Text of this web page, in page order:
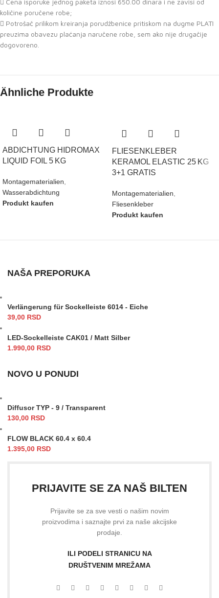
Cena isporuke jednog paketa iznosi 650.00 dinara i ne zavisi od
količine poručene robe;
Potrošač prilikom kreiranja porudžbenice pritiskom na dugme PLATI
preuzima obavezu plaćanja naručene robe, sem ako nije drugačije
dogovoreno.
Ähnliche Produkte
ABDICHTUNG HIDROMAX
LIQUID FOIL 5 KG
Montagematerialien,
Wasserabdichtung
Produkt kaufen
FLIESENKLEBER
KERAMOL ELASTIC 25 KG
3+1 GRATIS
Montagematerialien
Fliesenkleber
Produkt kaufen
NAŠA PREPORUKA
Verlängerung für Sockelleiste 6014 - Eiche
39,00 RSD
LED-Sockelleiste CAK01 / Matt Silber
1.990,00 RSD
NOVO U PONUDI
Diffusor TYP - 9 / Transparent
130,00 RSD
FLOW BLACK 60.4 x 60.4
1.395,00 RSD
PRIJAVITE SE ZA NAŠ BILTEN
Prijavite se za sve vesti o našim novim
proizvodima i saznajte prvi za naše akcijske
prodaje.
ILI PODELI STRANICU NA
DRUŠTVENIM MREŽAMA